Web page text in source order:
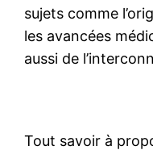
sujets comme
les avancées
aussi de
Tout savoir à